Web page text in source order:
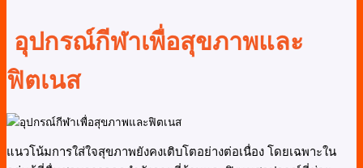
อุปกรณ์กีฬาเพื่อสุขภาพและ
ฟิตเนส
แนวโน้มการใส่ใจสุขภาพยังคงเติบโตอย่างต่อเนื่อง โดยเฉพาะใน